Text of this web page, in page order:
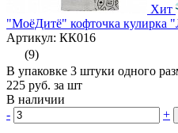
Хит
"МоёДитё" кофточка кулирка
Артикул: КК016
(9)
В упаковке 3 штуки одного
225 руб. за шт
В наличии
-
+